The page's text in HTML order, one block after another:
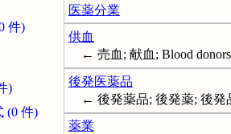
件)
)
(0 件)
医薬分業
供血
← 売血; 献血; Blood donors
後発医薬品
← 後発薬品; 後発薬; 後発
薬業